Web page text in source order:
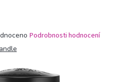
Podrobnosti hodnocení